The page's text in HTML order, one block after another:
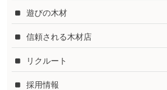
遊びの木材
信頼される木材店
リクルート
採用情報